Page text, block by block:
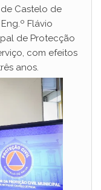
Castelo de
Flávio
de Protecção
com efeitos
anos.